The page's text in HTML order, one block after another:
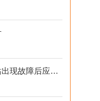
切记！气象要素观测站出现故障后应及时解决